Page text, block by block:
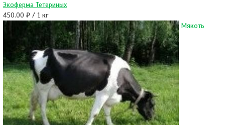
Экоферма Тетериных
450.00 ₽ / 1 кг
Мякоть